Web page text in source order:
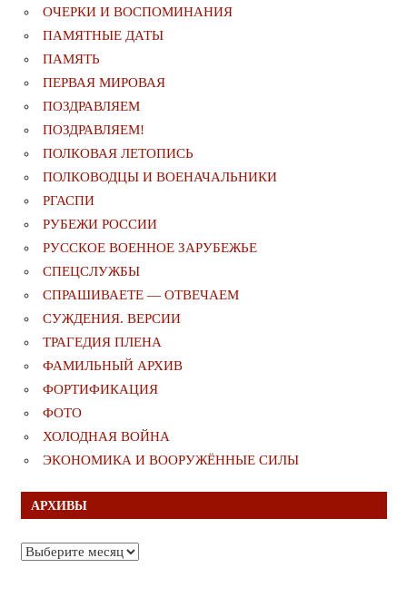
ОЧЕРКИ И ВОСПОМИНАНИЯ
ПАМЯТНЫЕ ДАТЫ
ПАМЯТЬ
ПЕРВАЯ МИРОВАЯ
ПОЗДРАВЛЯЕМ
ПОЗДРАВЛЯЕМ!
ПОЛКОВАЯ ЛЕТОПИСЬ
ПОЛКОВОДЦЫ И ВОЕНАЧАЛЬНИКИ
РГАСПИ
РУБЕЖИ РОССИИ
РУССКОЕ ВОЕННОЕ ЗАРУБЕЖЬЕ
СПЕЦСЛУЖБЫ
СПРАШИВАЕТЕ — ОТВЕЧАЕМ
СУЖДЕНИЯ. ВЕРСИИ
ТРАГЕДИЯ ПЛЕНА
ФАМИЛЬНЫЙ АРХИВ
ФОРТИФИКАЦИЯ
ФОТО
ХОЛОДНАЯ ВОЙНА
ЭКОНОМИКА И ВООРУЖЁННЫЕ СИЛЫ
АРХИВЫ
Архивы